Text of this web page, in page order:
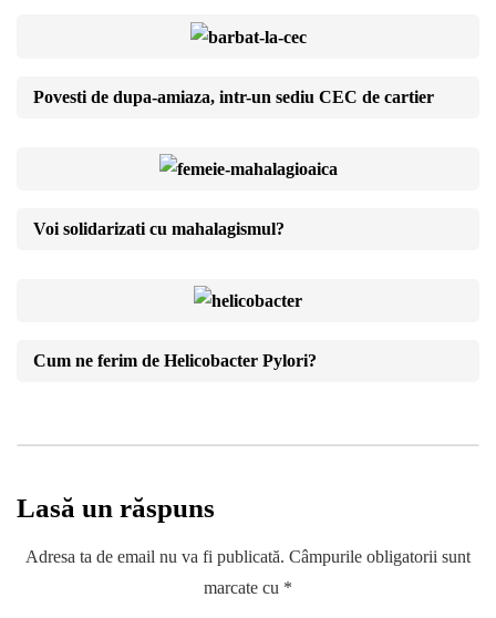
Povesti de dupa-amiaza, intr-un sediu CEC de cartier
Voi solidarizati cu mahalagismul?
Cum ne ferim de Helicobacter Pylori?
Lasă un răspuns
Adresa ta de email nu va fi publicată. Câmpurile obligatorii sunt
marcate cu *